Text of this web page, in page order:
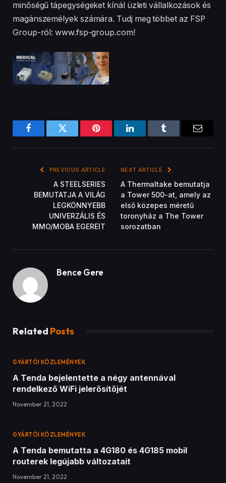
minőségű tápegységeket kínál üzleti vállalkozások és
magánszemélyek számára. Tudj meg többet az FSP
Group-ról: www.fsp-group.com!
FacebookTwitter Pinterest LinkedInTumblr
PREVIOUS ARTICLE
A STEELSERIES
BEMUTATJA A VILÁG
LEGKÖNNYEBB
UNIVERZÁLIS ÉS
MMO/MOBA EGEREIT
NEXT ARTICLE
A Thermaltake bemutatja
a Tower 500-at, amely az
első közepes méretű
toronyház a The Tower
sorozatban
Bence Gere
Related Posts
GYÁRTÓI KÖZLEMÉNYEK
A Tenda bejelentette a négy antennával
rendelkező WiFi jelerősítőjét
November 21, 2022
GYÁRTÓI KÖZLEMÉNYEK
A Tenda bemutatta a 4G180 és 4G185 mobil
routerek legújabb változatait
November 21, 2022